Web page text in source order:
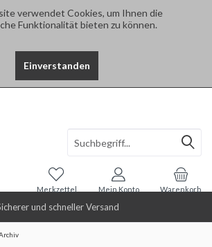
verwendet Cookies, um Ihnen die
Funktionalität bieten zu können.
Einverstanden
und schneller Versand
Warenkorb
Merkzettel Mein Konto